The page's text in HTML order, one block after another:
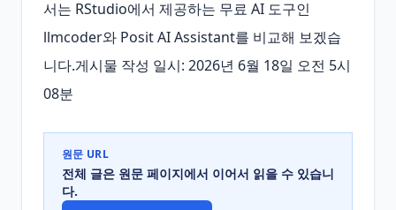
서는 RStudio에서 제공하는 무료 AI 도구인
llmcoder와 Posit AI Assistant를 비교해 보겠습
니다.게시물 작성 일시: 2026년 6월 18일 오전 5시
08분
원문 URL
전체 글은 원문 페이지에서 이어서 읽을 수 있습니
다.